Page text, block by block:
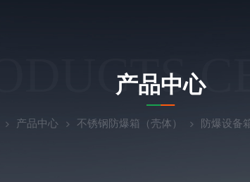
产品中心
产品中心 不锈钢防爆箱（壳体） 防爆设备